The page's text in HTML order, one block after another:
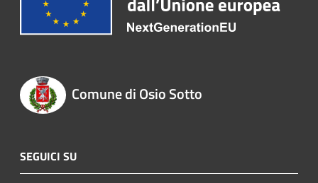
Comune di Osio Sotto
SEGUICI SU